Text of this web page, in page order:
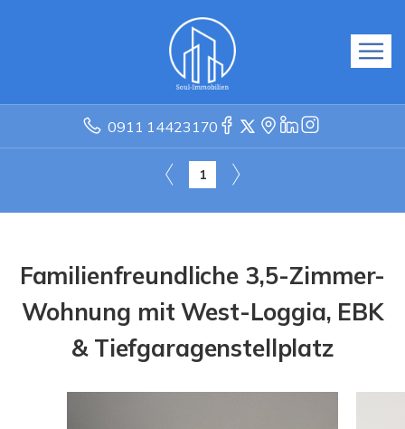
0911 14423170
1
Familienfreundliche 3,5-Zimmer-
Wohnung mit West-Loggia, EBK
& Tiefgaragenstellplatz